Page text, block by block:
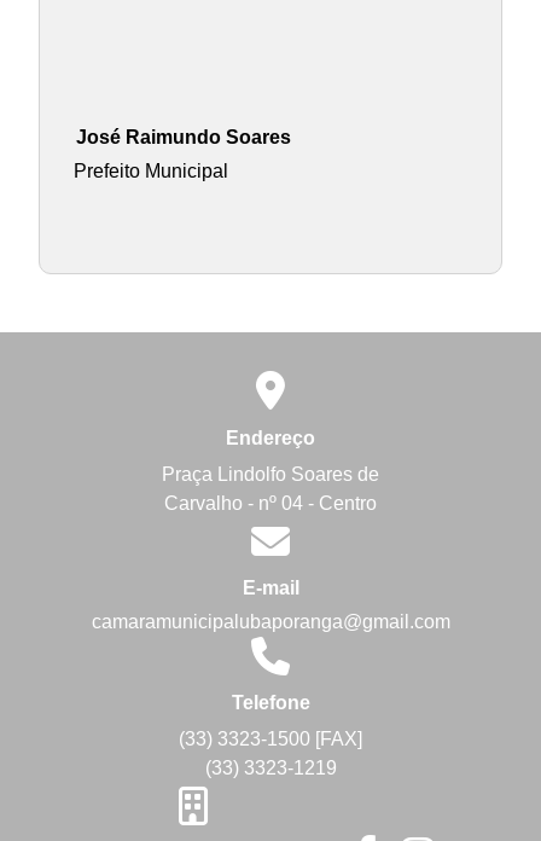
José Raimundo Soares
Prefeito Municipal
Endereço
Praça Lindolfo Soares de
Carvalho - nº 04 - Centro
E-mail
camaramunicipalubaporanga@gmail.com
Telefone
(33) 3323-1500 [FAX]
(33) 3323-1219